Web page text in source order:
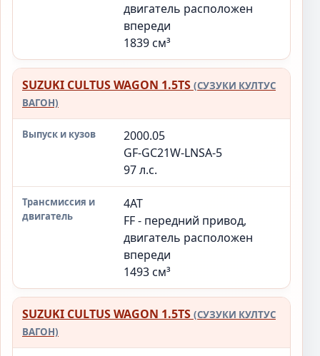
двигатель расположен
впереди
1839 см³
SUZUKI CULTUS WAGON 1.5TS (СУЗУКИ КУЛТУС
ВАГОН)
2000.05
GF-GC21W-LNSA-5
97 л.с.
4AT
FF - передний привод,
двигатель расположен
впереди
1493 см³
SUZUKI CULTUS WAGON 1.5TS (СУЗУКИ КУЛТУС
ВАГОН)